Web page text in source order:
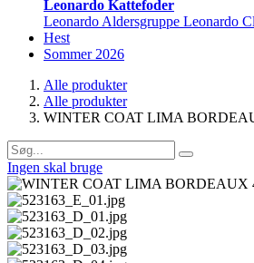
Leonardo Kattefoder
Leonardo Aldersgruppe Leonardo
Hest
Sommer 2026
Alle produkter
Alle produkter
WINTER COAT LIMA
Ingen skal bruge